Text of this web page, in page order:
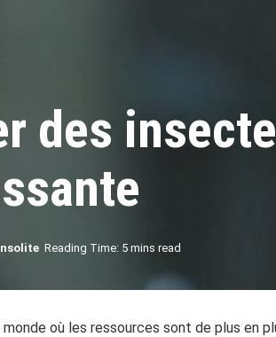
des
Reading Time: 5 mins read
monde où les ressources sont de plus en